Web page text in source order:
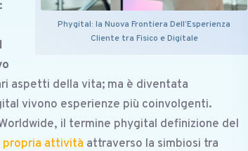
Phygital: la Nuova Frontiera Dell’Esperienza
Cliente tra Fisico e Digitale
aspetti della vita; ma è diventata
vivono esperienze più coinvolgenti.
il termine phygital definizione del
propria attività attraverso la simbiosi tra